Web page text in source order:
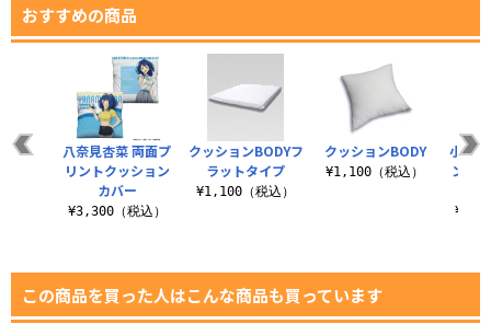
おすすめの商品
クッションBODYフ
ラットタイプ
¥1,100（税込）
クッションBODY
¥1,100（税込）
小鞠
ント
八奈見杏菜 両面プ
リントクッション
カバー
¥3,300（税込）
この商品を買った人はこんな商品も買っています